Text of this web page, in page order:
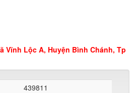
Vĩnh Lộc A, Huyện Bình Chánh, Tp
439811